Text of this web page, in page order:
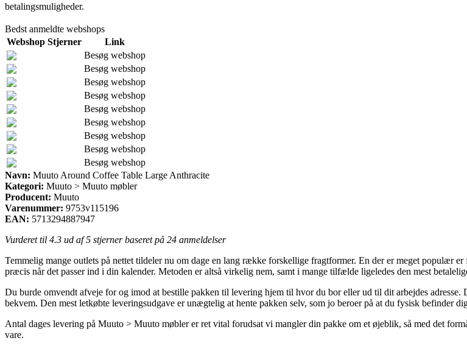
betalingsmuligheder.
Bedst anmeldte webshops
Webshop Stjerner
Link
Besøg webshop
Besøg webshop
Besøg webshop
Besøg webshop
Besøg webshop
Besøg webshop
Besøg webshop
Besøg webshop
Besøg webshop
Navn: Muuto Around Coffee Table Large Anthracite
Kategori: Muuto > Muuto møbler
Producent: Muuto
Varenummer: 9753v115196
EAN: 5713294887947
Vurderet til 4.3 ud af 5 stjerner baseret på 24 anmeldelser
Temmelig mange outlets på nettet tildeler nu om dage en lang række forskellige fragtformer. En der er meget populær
præcis når det passer ind i din kalender. Metoden er altså virkelig nem, samt i mange tilfælde ligeledes den mest
Du burde omvendt afveje for og imod at bestille pakken til levering hjem til hvor du bor eller ud til dit arbejdes
bekvem. Den mest letkøbte leveringsudgave er unægtelig at hente pakken selv, som jo beroer på at du fysisk befinder
Antal dages levering på Muuto > Muuto møbler er ret vital forudsat vi mangler din pakke om et øjeblik, så med det
vare.